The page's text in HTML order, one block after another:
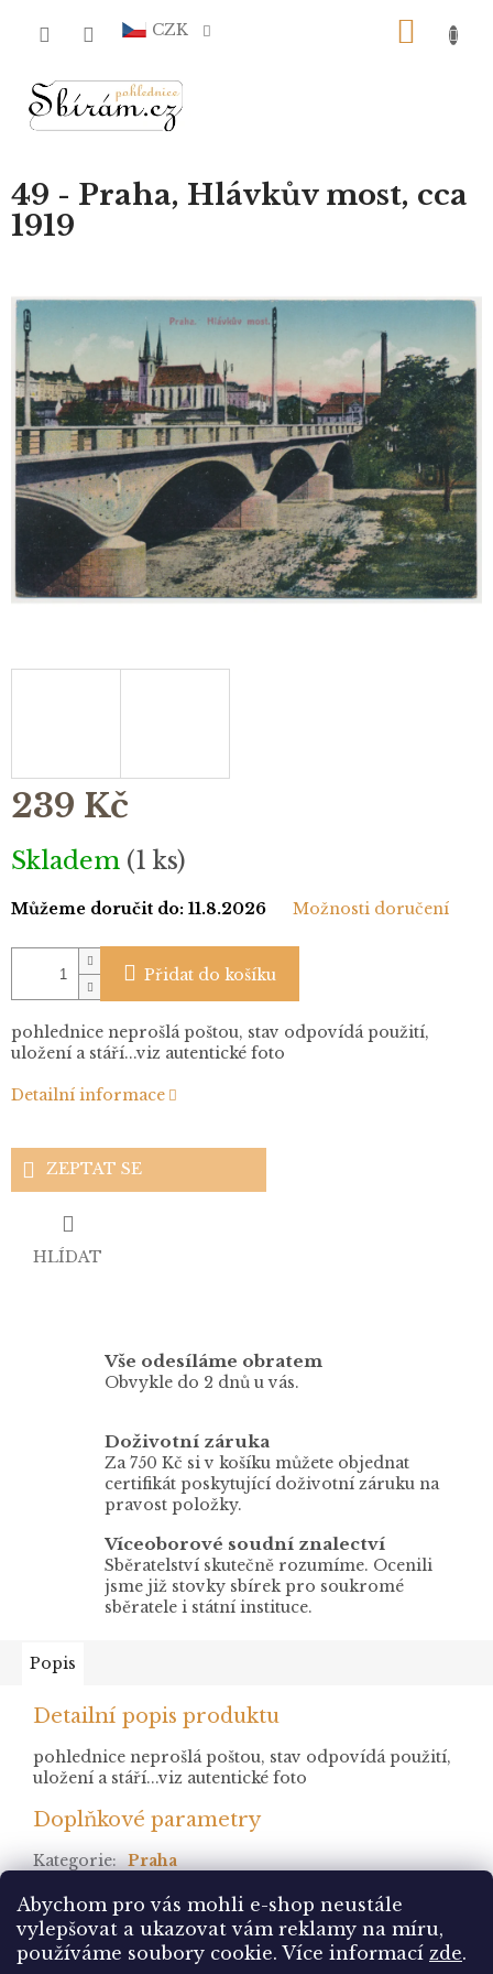
Abychom pro vás mohli e-shop neustále
vylepšovat a ukazovat vám reklamy na míru,
používáme soubory cookie. Více informací zde.
CZK
49 - Praha, Hlávkův most, cca
1919
239 Kč
Měrná
cena:
Skladem (1 ks)
Můžeme doručit do: 11.8.2026 Možnosti doručení
Přidat do košíku
pohlednice neprošlá poštou, stav odpovídá použití,
uložení a stáří...viz autentické foto
Detailní informace
ZEPTAT SE
HLÍDAT
Vše odesíláme obratem
Obvykle do 2 dnů u vás.
Doživotní záruka
Za 750 Kč si v košíku můžete objednat
certifikát poskytující doživotní záruku na
pravost položky.
Víceoborové soudní znalectví
Sběratelství skutečně rozumíme. Ocenili
jsme již stovky sbírek pro soukromé
sběratele i státní instituce.
Popis
Detailní popis produktu
pohlednice neprošlá poštou, stav odpovídá použití,
uložení a stáří...viz autentické foto
Doplňkové parametry
Kategorie: Praha